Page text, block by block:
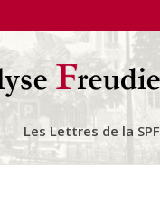
Les Lettres de la SPF